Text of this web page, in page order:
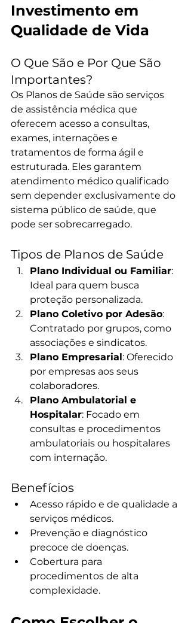
Investimento em
Qualidade de Vida
O Que São e Por Que São
Importantes?
Os Planos de Saúde são serviços
de assistência médica que
oferecem acesso a consultas,
exames, internações e
tratamentos de forma ágil e
estruturada. Eles garantem
atendimento médico qualificado
sem depender exclusivamente do
sistema público de saúde, que
pode ser sobrecarregado.
Tipos de Planos de Saúde
Plano Individual ou Familiar:
Ideal para quem busca
proteção personalizada.
Plano Coletivo por Adesão:
Contratado por grupos, como
associações e sindicatos.
Plano Empresarial: Oferecido
por empresas aos seus
colaboradores.
Plano Ambulatorial e
Hospitalar: Focado em
consultas e procedimentos
ambulatoriais ou hospitalares
com internação.
Benefícios
Acesso rápido e de qualidade a
serviços médicos.
Prevenção e diagnóstico
precoce de doenças.
Cobertura para
procedimentos de alta
complexidade.